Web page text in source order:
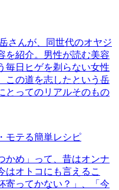
さんが、同世代のオヤジ
を紹介。男性が読む美容
毎日ヒゲを剃らない女性
この道を志したという岳
とってのリアルそのもの
モテる簡単レシピ
かめ」って、昔はオンナ
はオトコにも言えるこ
寄ってかない？」、「今